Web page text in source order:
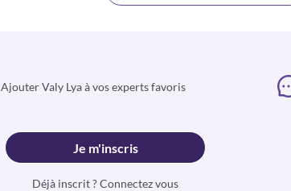
Ajouter Valy Lya à vos experts favoris
Je m'inscris
Déjà inscrit ? Connectez vous